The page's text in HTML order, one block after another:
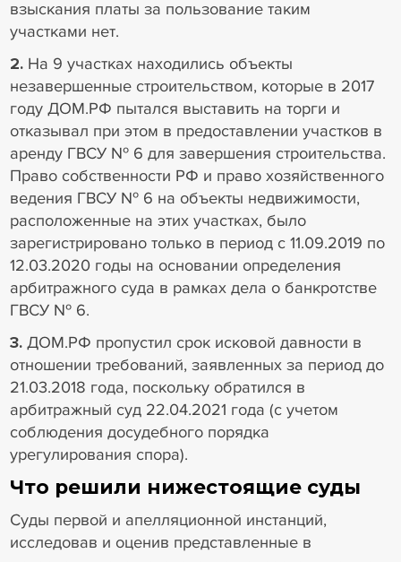
взыскания платы за пользование таким
участками нет.
2.На 9 участках находились объекты
незавершенные строительством, которые в 2017
году ДОМ.РФ пытался выставить на торги и
отказывал при этом в предоставлении участков в
аренду ГВСУ № 6 для завершения строительства.
Право собственности РФ и право хозяйственного
ведения ГВСУ № 6 на объекты недвижимости,
расположенные на этих участках, было
зарегистрировано только в период с 11.09.2019 по
12.03.2020 годы на основании определения
арбитражного суда в рамках дела о банкротстве
ГВСУ № 6.
3. ДОМ.РФ пропустил срок исковой давности в
отношении требований, заявленных за период до
21.03.2018 года, поскольку обратился в
арбитражный суд 22.04.2021 года (с учетом
соблюдения досудебного порядка
урегулирования спора).
Что решили нижестоящие суды
Суды первой и апелляционной инстанций,
исследовав и оценив представленные в